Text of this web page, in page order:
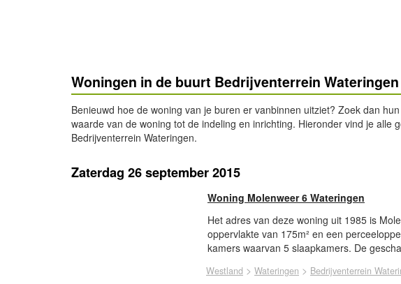
Woningen in de buurt Bedrijventerrein Wateringen
Benieuwd hoe de woning van je buren er vanbinnen uitziet? Zoek dan
waarde van de woning tot de indeling en inrichting. Hieronder vind je alle
Bedrijventerrein Wateringen.
Zaterdag 26 september 2015
Woning Molenweer 6 Wateringen
Het adres van deze woning uit 1985 is
oppervlakte van 175m² en een
kamers waarvan 5 slaapkamers. De
Westland > Wateringen > Bedrijventerrein